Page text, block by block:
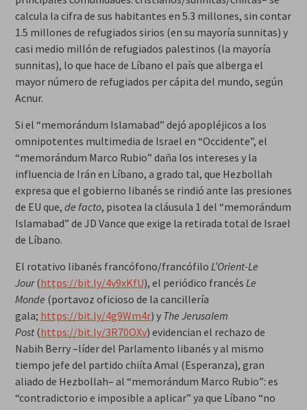
calcula la cifra de sus habitantes en 5.3 millones, sin contar
1.5 millones de refugiados sirios (en su mayoría sunnitas) y
casi medio millón de refugiados palestinos (la mayoría
sunnitas), lo que hace de Líbano el país que alberga el
mayor número de refugiados per cápita del mundo, según
Acnur.
Si el “memorándum Islamabad” dejó apopléjicos a los
omnipotentes multimedia de Israel en “Occidente”, el
“memorándum Marco Rubio” daña los intereses y la
influencia de Irán en Líbano, a grado tal, que Hezbollah
expresa que el gobierno libanés se rindió ante las presiones
de EU que, de facto, pisotea la cláusula 1 del “memorándum
Islamabad” de JD Vance que exige la retirada total de Israel
de Líbano.
El rotativo libanés francófono/francófilo L’Orient-Le
Jour(https://bit.ly/4v9xKfU), el periódico francés Le
Monde (portavoz oficioso de la cancillería
gala; https://bit.ly/4g9Wm4r) y The Jerusalem
Post(https://bit.ly/3R70OXv) evidencian el rechazo de
Nabih Berry –líder del Parlamento libanés y al mismo
tiempo jefe del partido chiíta Amal (Esperanza), gran
aliado de Hezbollah– al “memorándum Marco Rubio”: es
“contradictorio e imposible a aplicar” ya que Líbano “no